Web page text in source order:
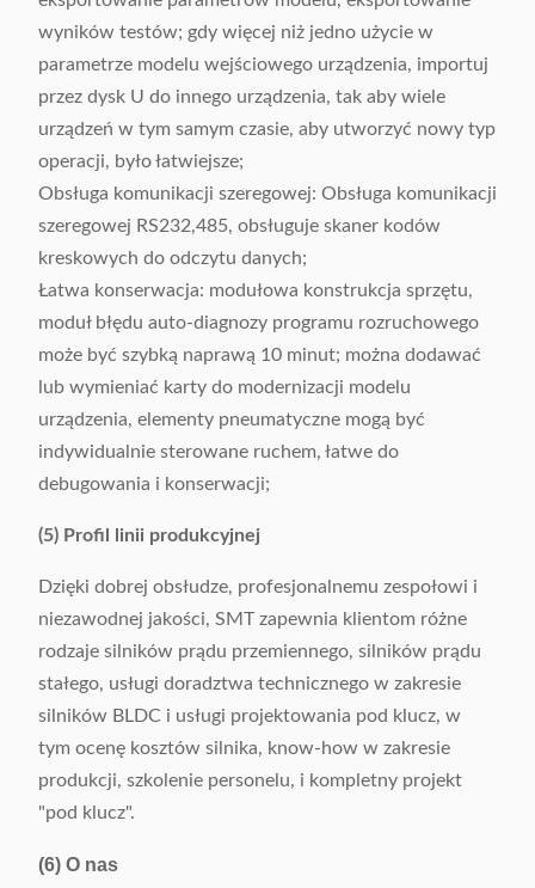
wyników testów; gdy więcej niż jedno użycie w
parametrze modelu wejściowego urządzenia, importuj
przez dysk U do innego urządzenia, tak aby wiele
urządzeń w tym samym czasie, aby utworzyć nowy typ
operacji, było łatwiejsze;
Obsługa komunikacji szeregowej: Obsługa komunikacji
szeregowej RS232,485, obsługuje skaner kodów
kreskowych do odczytu danych;
Łatwa konserwacja: modułowa konstrukcja sprzętu,
moduł błędu auto-diagnozy programu rozruchowego
może być szybką naprawą 10 minut; można dodawać
lub wymieniać karty do modernizacji modelu
urządzenia, elementy pneumatyczne mogą być
indywidualnie sterowane ruchem, łatwe do
debugowania i konserwacji;
(5) Profil linii produkcyjnej
Dzięki dobrej obsłudze, profesjonalnemu zespołowi i
niezawodnej jakości, SMT zapewnia klientom różne
rodzaje silników prądu przemiennego, silników prądu
stałego, usługi doradztwa technicznego w zakresie
silników BLDC i usługi projektowania pod klucz, w
tym ocenę kosztów silnika, know-how w zakresie
produkcji, szkolenie personelu, i kompletny projekt
"pod klucz".
(6) O nas